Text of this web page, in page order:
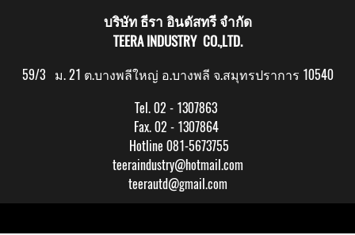
บริษัท ธีรา อินดัสทรี จำกัด
TEERA INDUSTRY CO.,LTD.
59/3 ม. 21 ต.บางพลีใหญ่ อ.บางพลี จ.สมุทรปราการ 10540
Tel. 02 - 1307863
Fax. 02 - 1307864
Hotline 081-5673755
teeraindustry@hotmail.com
teerautd@gmail.com